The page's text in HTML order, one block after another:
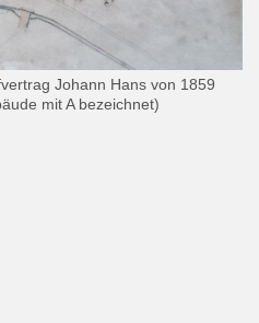
Johann Hans von 1859
mit A bezeichnet)